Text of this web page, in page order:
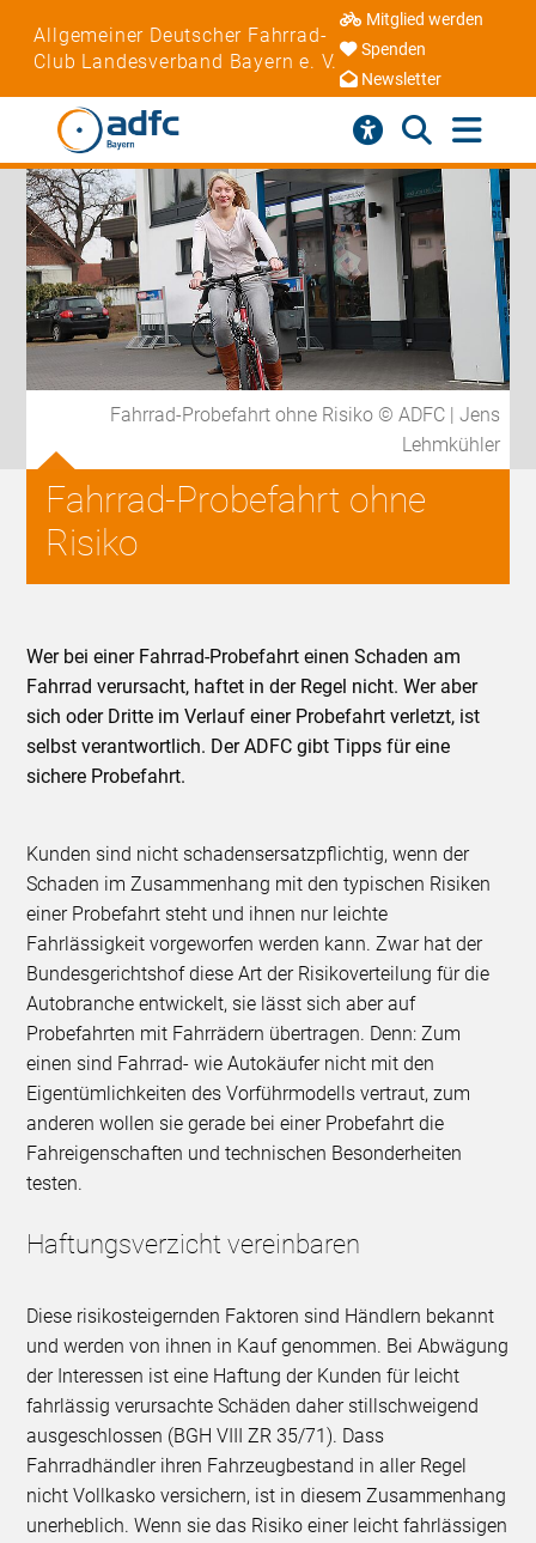
Allgemeiner Deutscher Fahrrad-
Club Landesverband Bayern e. V.
Mitglied werden
Spenden
Newsletter
Fahrrad-Probefahrt ohne Risiko © ADFC | Jens
Lehmkühler
Fahrrad-Probefahrt ohne
Risiko
Wer bei einer Fahrrad-Probefahrt einen Schaden am
Fahrrad verursacht, haftet in der Regel nicht. Wer aber
sich oder Dritte im Verlauf einer Probefahrt verletzt, ist
selbst verantwortlich. Der ADFC gibt Tipps für eine
sichere Probefahrt.
Kunden sind nicht schadensersatzpflichtig, wenn der
Schaden im Zusammenhang mit den typischen Risiken
einer Probefahrt steht und ihnen nur leichte
Fahrlässigkeit vorgeworfen werden kann. Zwar hat der
Bundesgerichtshof diese Art der Risikoverteilung für die
Autobranche entwickelt, sie lässt sich aber auf
Probefahrten mit Fahrrädern übertragen. Denn: Zum
einen sind Fahrrad- wie Autokäufer nicht mit den
Eigentümlichkeiten des Vorführmodells vertraut, zum
anderen wollen sie gerade bei einer Probefahrt die
Fahreigenschaften und technischen Besonderheiten
testen.
Haftungsverzicht vereinbaren
Diese risikosteigernden Faktoren sind Händlern bekannt
und werden von ihnen in Kauf genommen. Bei Abwägung
der Interessen ist eine Haftung der Kunden für leicht
fahrlässig verursachte Schäden daher stillschweigend
ausgeschlossen (BGH VIII ZR 35/71). Dass
Fahrradhändler ihren Fahrzeugbestand in aller Regel
nicht Vollkasko versichern, ist in diesem Zusammenhang
unerheblich. Wenn sie das Risiko einer leicht fahrlässigen